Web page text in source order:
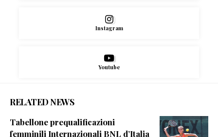
Instagram
Youtube
RELATED NEWS
Tabellone prequalificazioni
femminili Internazionali BNL d’Italia